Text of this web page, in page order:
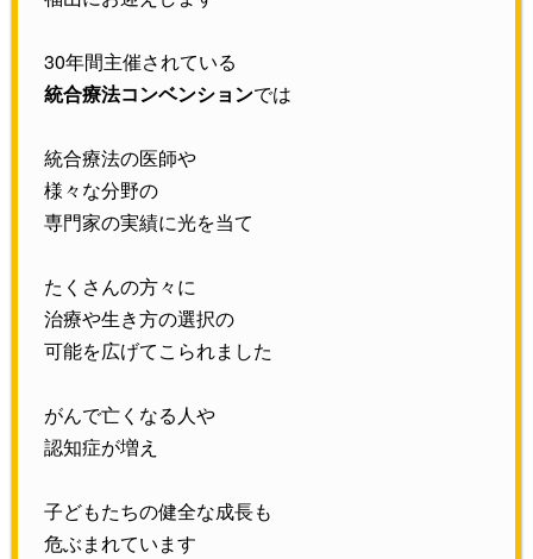
30年間主催されている
統合療法コンベンションでは
統合療法の医師や
様々な分野の
専門家の実績に光を当て
たくさんの方々に
治療や生き方の選択の
可能を広げてこられました
がんで亡くなる人や
認知症が増え
子どもたちの健全な成長も
危ぶまれています